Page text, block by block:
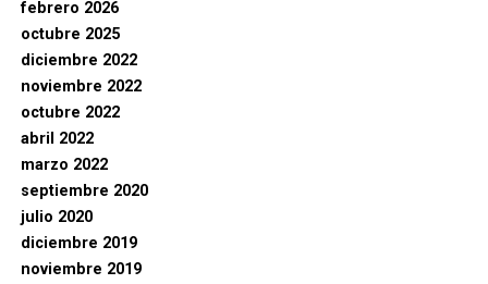
febrero 2026
octubre 2025
diciembre 2022
noviembre 2022
octubre 2022
abril 2022
marzo 2022
septiembre 2020
julio 2020
diciembre 2019
noviembre 2019